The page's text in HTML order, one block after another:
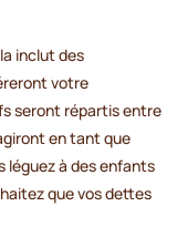
inclut des
votre
seront répartis entre
en tant que
à des enfants
que vos dettes